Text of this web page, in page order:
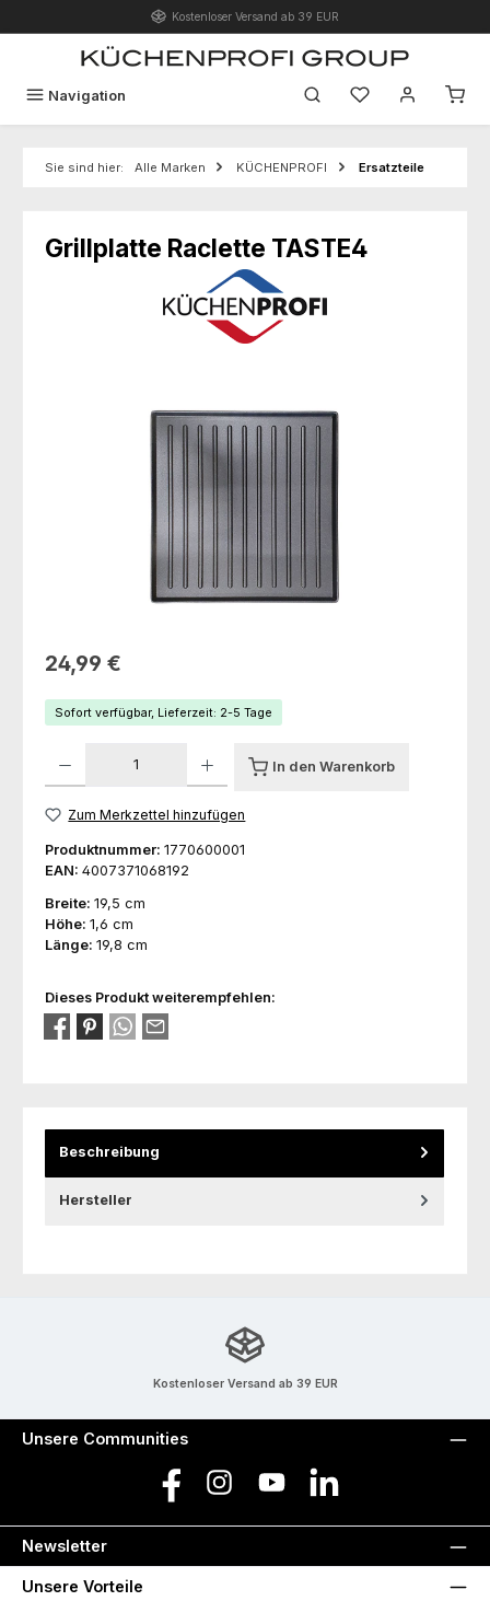
Zum Hauptinhalt springenKostenloser Versand ab 39 EUR
Navigation Du hast 0
Sie sind hier: Alle Marken KÜCHENPROFI Ersatzteile
Grillplatte Raclette TASTE4
Regulärer Preis:
24,99 €
Sofort verfügbar, Lieferzeit: 2-5 Tage
In den Warenkorb
Zum Merkzettel hinzufügen
Produktnummer: 1770600001
EAN: 4007371068192
Breite: 19,5 cm
Höhe: 1,6 cm
Länge: 19,8 cm
Dieses Produkt weiterempfehlen:
Beschreibung
Hersteller
Kostenloser Versand ab 39 EUR
Unsere Communities
Facebook Instagram YouTube LinkedIn
Newsletter
Unsere Vorteile